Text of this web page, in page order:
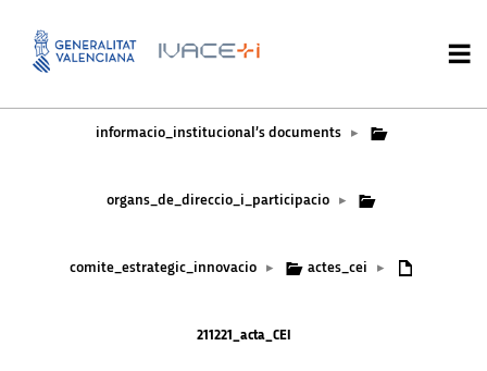
informacio_institucional’s documents ▸
organs_de_direccio_i_participacio ▸
comite_estrategic_innovacio ▸ actes_cei ▸
211221_acta_CEI